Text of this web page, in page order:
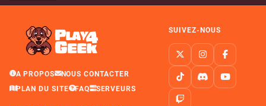
A PROPOS
NOUS CONTACTER
PLAN DU SITE
FAQ SERVEURS
SUIVEZ-NOUS